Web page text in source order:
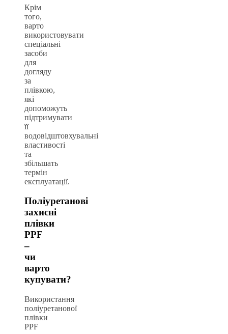
Крім
того,
варто
використовувати
спеціальні
засоби
для
догляду
за
плівкою,
які
допоможуть
підтримувати
її
водовідштовхувальні
властивості
та
збільшать
термін
експлуатації.
Поліуретанові
захисні
плівки
PPF
–
чи
варто
купувати?
Використання
поліуретанової
плівки
PPF